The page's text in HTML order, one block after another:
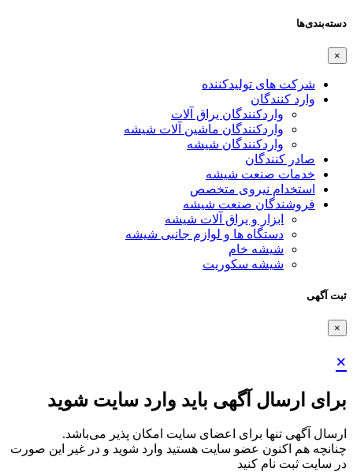
دسته‌بندی‌ها
×
شرکت های تولیدکننده
وارد کنندگان
واردکنندگان یراق آلات
واردکنندگان ماشین آلات شیشه
واردکنندگان شیشه
صادر کنندگان
خدمات صنعت شیشه
استخدام نیروی متخصص
فروشندگان صنعت شیشه
ابزار و یراق آلات شیشه
دستگاه ها و لوازم جانبی شیشه
شیشه خام
شیشه سکوریت
ثبت آگهی
×
×
برای ارسال آگهی باید وارد سایت شوید
ارسال آگهی تنها برای اعضای سایت امکان پذیر می‌باشد.
چنانچه هم‌ اکنون عضو سایت هستید وارد شوید و در غیر این صورت
در سایت ثبت نام کنید